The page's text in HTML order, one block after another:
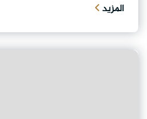
المزيد